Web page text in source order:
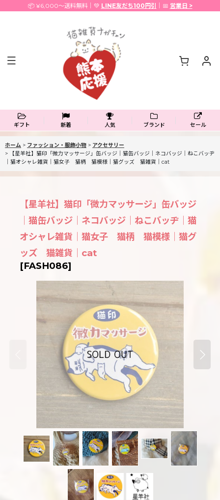
📦 ¥6,000〜送料無料｜💚 LINE友だち100円引 ｜📅 営業日 >
ギフト 新着 人気 ブランド セール
ホーム > ファッション・服飾小物 > アクセサリー
>
【星羊社】猫印「微力マッサージ」缶バッジ｜猫缶バッジ｜ネコバッジ｜ねこバッヂ
｜猫オシャレ雑貨｜猫女子 猫柄 猫模様｜猫グッズ 猫雑貨｜cat
【星羊社】猫印「微力マッサージ」缶バッジ
｜猫缶バッジ｜ネコバッジ｜ねこバッヂ｜猫
オシャレ雑貨｜猫女子 猫柄 猫模様｜猫グ
ッズ 猫雑貨｜cat
[FASH086]